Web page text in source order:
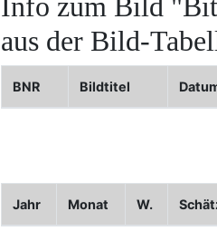
Historie WVZ Bild2 Bild3
aus der Bild-
BNR Bildtitel
Jahr Monat W.